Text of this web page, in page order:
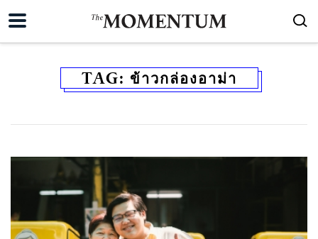
TAG: ข้าวกล่องอาม่า